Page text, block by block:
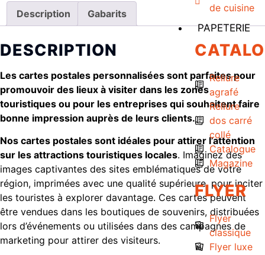
de cuisine
PAPETERIE
Reliure
agrafé
Reliure
dos carré
collé
Catalogue
Magazine
FLYER
Flyer
classique
Flyer luxe
Description Gabarits
DESCRIPTION
Les cartes postales personnalisées sont parfaites pour
promouvoir des lieux à visiter dans les zones
touristiques ou pour les entreprises qui souhaitent faire
bonne impression auprès de leurs clients.
Nos cartes postales sont idéales pour attirer l’attention
sur les attractions touristiques locales. Imaginez des
images captivantes des sites emblématiques de votre
région, imprimées avec une qualité supérieure, pour inciter
les touristes à explorer davantage. Ces cartes peuvent
être vendues dans les boutiques de souvenirs, distribuées
lors d’événements ou utilisées dans des campagnes de
marketing pour attirer des visiteurs.